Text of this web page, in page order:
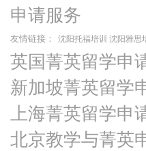
申请服务
友情链接： 沈阳托福培训 沈阳雅思
英国菁英留学申
新加坡菁英留学
上海菁英留学
北京教学与菁英